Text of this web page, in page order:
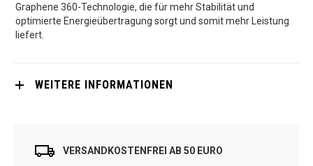
Graphene 360-Technologie, die für mehr Stabilität und
optimierte Energieübertragung sorgt und somit mehr Leistung
liefert.
WEITERE INFORMATIONEN
VERSANDKOSTENFREI AB 50 EURO